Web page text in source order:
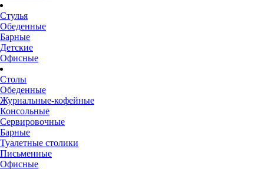
Стулья
Обеденные
Барные
Детские
Офисные
Столы
Обеденные
Журнальные-кофейные
Консольные
Сервировочные
Барные
Туалетные столики
Письменные
Офисные